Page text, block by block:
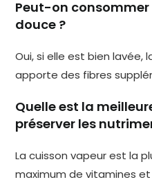
Peut-on
douce ?
Oui, si elle est bien
apporte des fibres
Quelle est la
préserver les
La cuisson vapeur est la
maximum de vitamines et